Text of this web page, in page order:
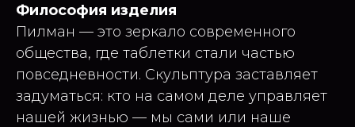
Философия изделия
Пилман — это зеркало современного
общества, где таблетки стали частью
повседневности. Скульптура заставляет
задуматься: кто на самом деле управляет
нашей жизнью — мы сами или наше